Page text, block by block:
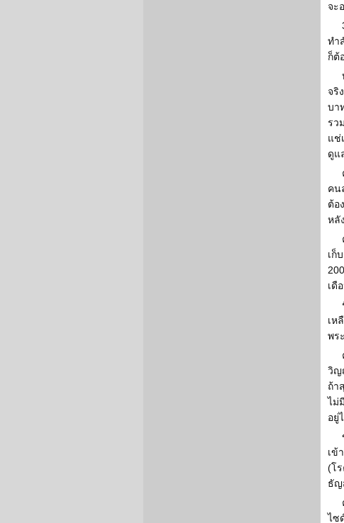
จะ
ทำ
ก็ต้
จริ
บา
รว
แช่
ดูแ
คน
ต้อ
หลั
เก็
เดื
เห
พร
วิญ
ถ้า
ไม่
อยู่
เข้
(โ
ธัญ
ไซ